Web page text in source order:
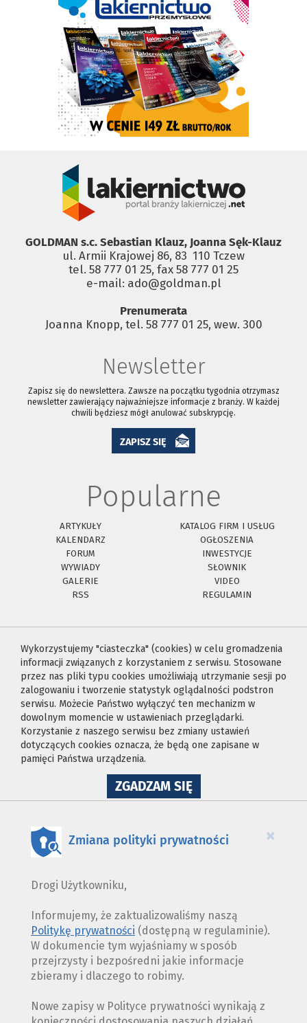
GOLDMAN s.c. Sebastian Klauz, Joanna Sęk-Klauz
ul. Armii Krajowej 86, 83 ­ 110 Tczew
tel. 58 777 01 25, fax 58 777 01 25
e-mail: ado@goldman.pl
Prenumerata
Joanna Knopp, tel. 58 777 01 25, wew. 300
Newsletter
Zapisz się do newslettera. Zawsze na początku tygodnia otrzymasz
newsletter zawierający najważniejsze informacje z branży. W każdej
chwili będziesz mógł anulować subskrypcję.
ZAPISZ SIĘ
Popularne
ARTYKUŁY
KATALOG FIRM I USŁUG
KALENDARZ
OGŁOSZENIA
FORUM
INWESTYCJE
WYWIADY
SŁOWNIK
GALERIE
VIDEO
RSS
REGULAMIN
Wykorzystujemy "ciasteczka" (cookies) w celu gromadzenia
informacji związanych z korzystaniem z serwisu. Stosowane
przez nas pliki typu cookies umożliwiają utrzymanie sesji po
zalogowaniu i tworzenie statystyk oglądalności podstron
serwisu. Możecie Państwo wyłączyć ten mechanizm w
dowolnym momencie w ustawieniach przeglądarki.
Korzystanie z naszego serwisu bez zmiany ustawień
dotyczących cookies oznacza, że będą one zapisane w
pamięci Państwa urządzenia.
ZGADZAM SIĘNA
WYKORZYSTANIE
×
Zmiana polityki prywatności
Drogi Użytkowniku,
Informujemy, że zaktualizowaliśmy naszą
Politykę prywatności (dostępną w regulaminie).
W dokumencie tym wyjaśniamy w sposób
przejrzysty i bezpośredni jakie informacje
zbieramy i dlaczego to robimy.
Nowe zapisy w Polityce prywatności wynikają z